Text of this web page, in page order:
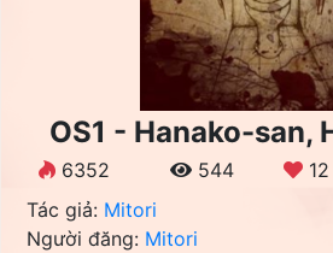
OS1 - Hanako-san,
6352 544 12
Tác giả: Mitori
Người đăng: Mitori